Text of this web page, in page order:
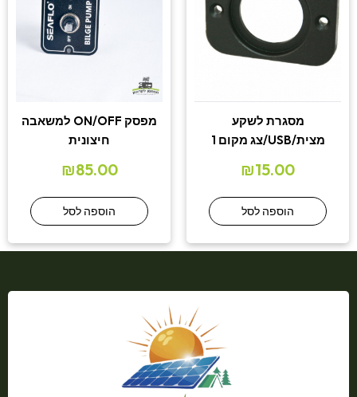
מסגרת לשקע
מצית/USB/צג מקום 1
₪15.00
הוספה לסל
מפסק ON/OFF למשאבה
חיצונית
₪85.00
הוספה לסל